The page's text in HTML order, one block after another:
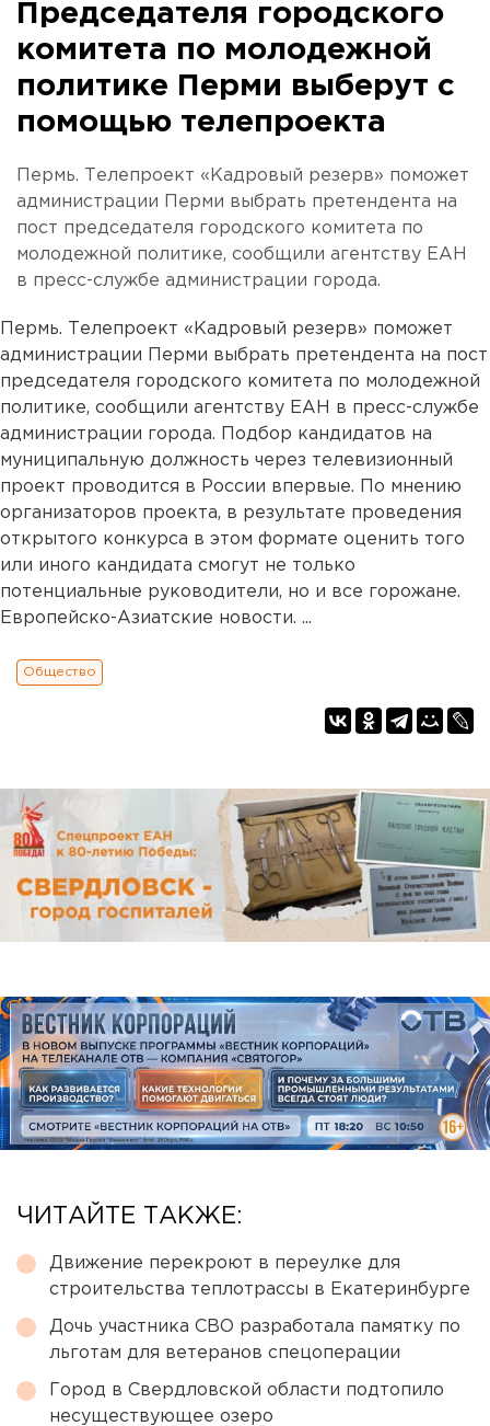
Председателя городского
комитета по молодежной
политике Перми выберут с
помощью телепроекта
Пермь. Телепроект «Кадровый резерв» поможет
администрации Перми выбрать претендента на
пост председателя городского комитета по
молодежной политике, сообщили агентству ЕАН
в пресс-службе администрации города.
Пермь. Телепроект «Кадровый резерв» поможет
администрации Перми выбрать претендента на пост
председателя городского комитета по молодежной
политике, сообщили агентству ЕАН в пресс-службе
администрации города. Подбор кандидатов на
муниципальную должность через телевизионный
проект проводится в России впервые. По мнению
организаторов проекта, в результате проведения
открытого конкурса в этом формате оценить того
или иного кандидата смогут не только
потенциальные руководители, но и все горожане.
Европейско-Азиатские новости. ...
Общество
ЧИТАЙТЕ ТАКЖЕ:
Движение перекроют в переулке для
строительства теплотрассы в Екатеринбурге
Дочь участника СВО разработала памятку по
льготам для ветеранов спецоперации
Город в Свердловской области подтопило
несуществующее озеро